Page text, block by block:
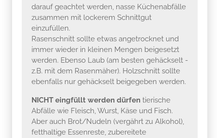
darauf geachtet werden, nasse Küchenabfälle
zusammen mit lockerem Schnittgut
einzufüllen.
Rasenschnitt sollte etwas angetrocknet und
immer wieder in kleinen Mengen beigesetzt
werden. Ebenso Laub (am besten gehäckselt -
z.B. mit dem Rasenmäher). Holzschnitt sollte
ebenfalls nur gehäckselt beigegeben werden.
NICHT eingfüllt werden dürfen tierische
Abfälle wie Fleisch, Wurst, Käse und Fisch.
Aber auch Brot/Nudeln (vergährt zu Alkohol),
fetthaltige Essenreste, zubereitete